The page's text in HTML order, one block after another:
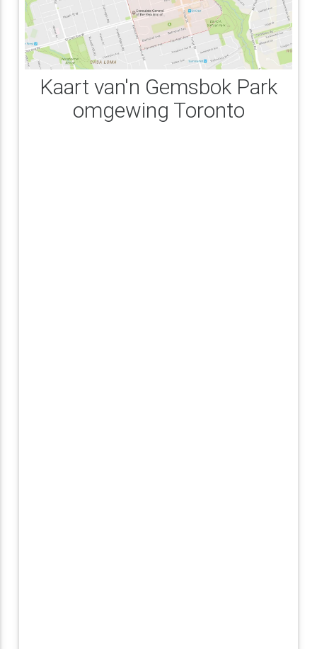
Kaart van'n Gemsbok Park
omgewing Toronto